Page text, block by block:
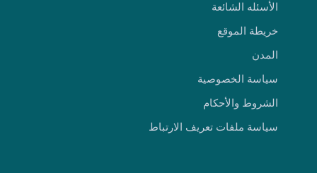
الأسئله الشائعة
خريطة الموقع
المدن
سياسة الخصوصية
الشروط والأحكام
سياسة ملفات تعريف الارتباط